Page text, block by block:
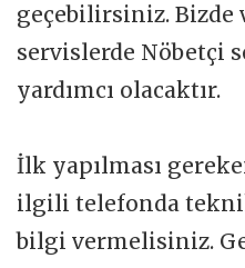
geçebilirsiniz. Bizde
servislerde Nöbetçi
yardımcı olacaktır.
İlk yapılması
ilgili telefonda
bilgi vermelisiniz.